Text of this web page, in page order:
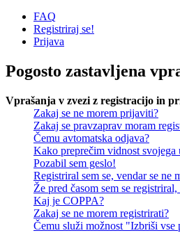
FAQ
Registriraj se!
Prijava
Pogosto zastavljena
Vprašanja v zvezi z registracijo in
Zakaj se ne morem prijaviti?
Zakaj se pravzaprav moram
Čemu avtomatska odjava?
Kako preprečim vidnost
Pozabil sem geslo!
Registriral sem se, vendar se ne
Že pred časom sem se
Kaj je COPPA?
Zakaj se ne morem registrirati?
Čemu služi možnost "Izbriši vse